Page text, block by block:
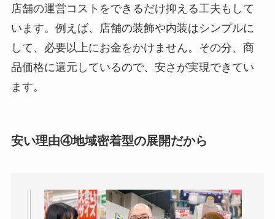
店舗の運営コストをできるだけ抑える工夫もして
います。例えば、店舗の装飾や内装はシンプルに
して、必要以上にお金をかけません。その分、商
品価格に還元しているので、安さが実現できてい
ます。
安い理由④地域密着型の展開だから